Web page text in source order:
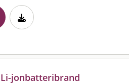
jonbatteribrand